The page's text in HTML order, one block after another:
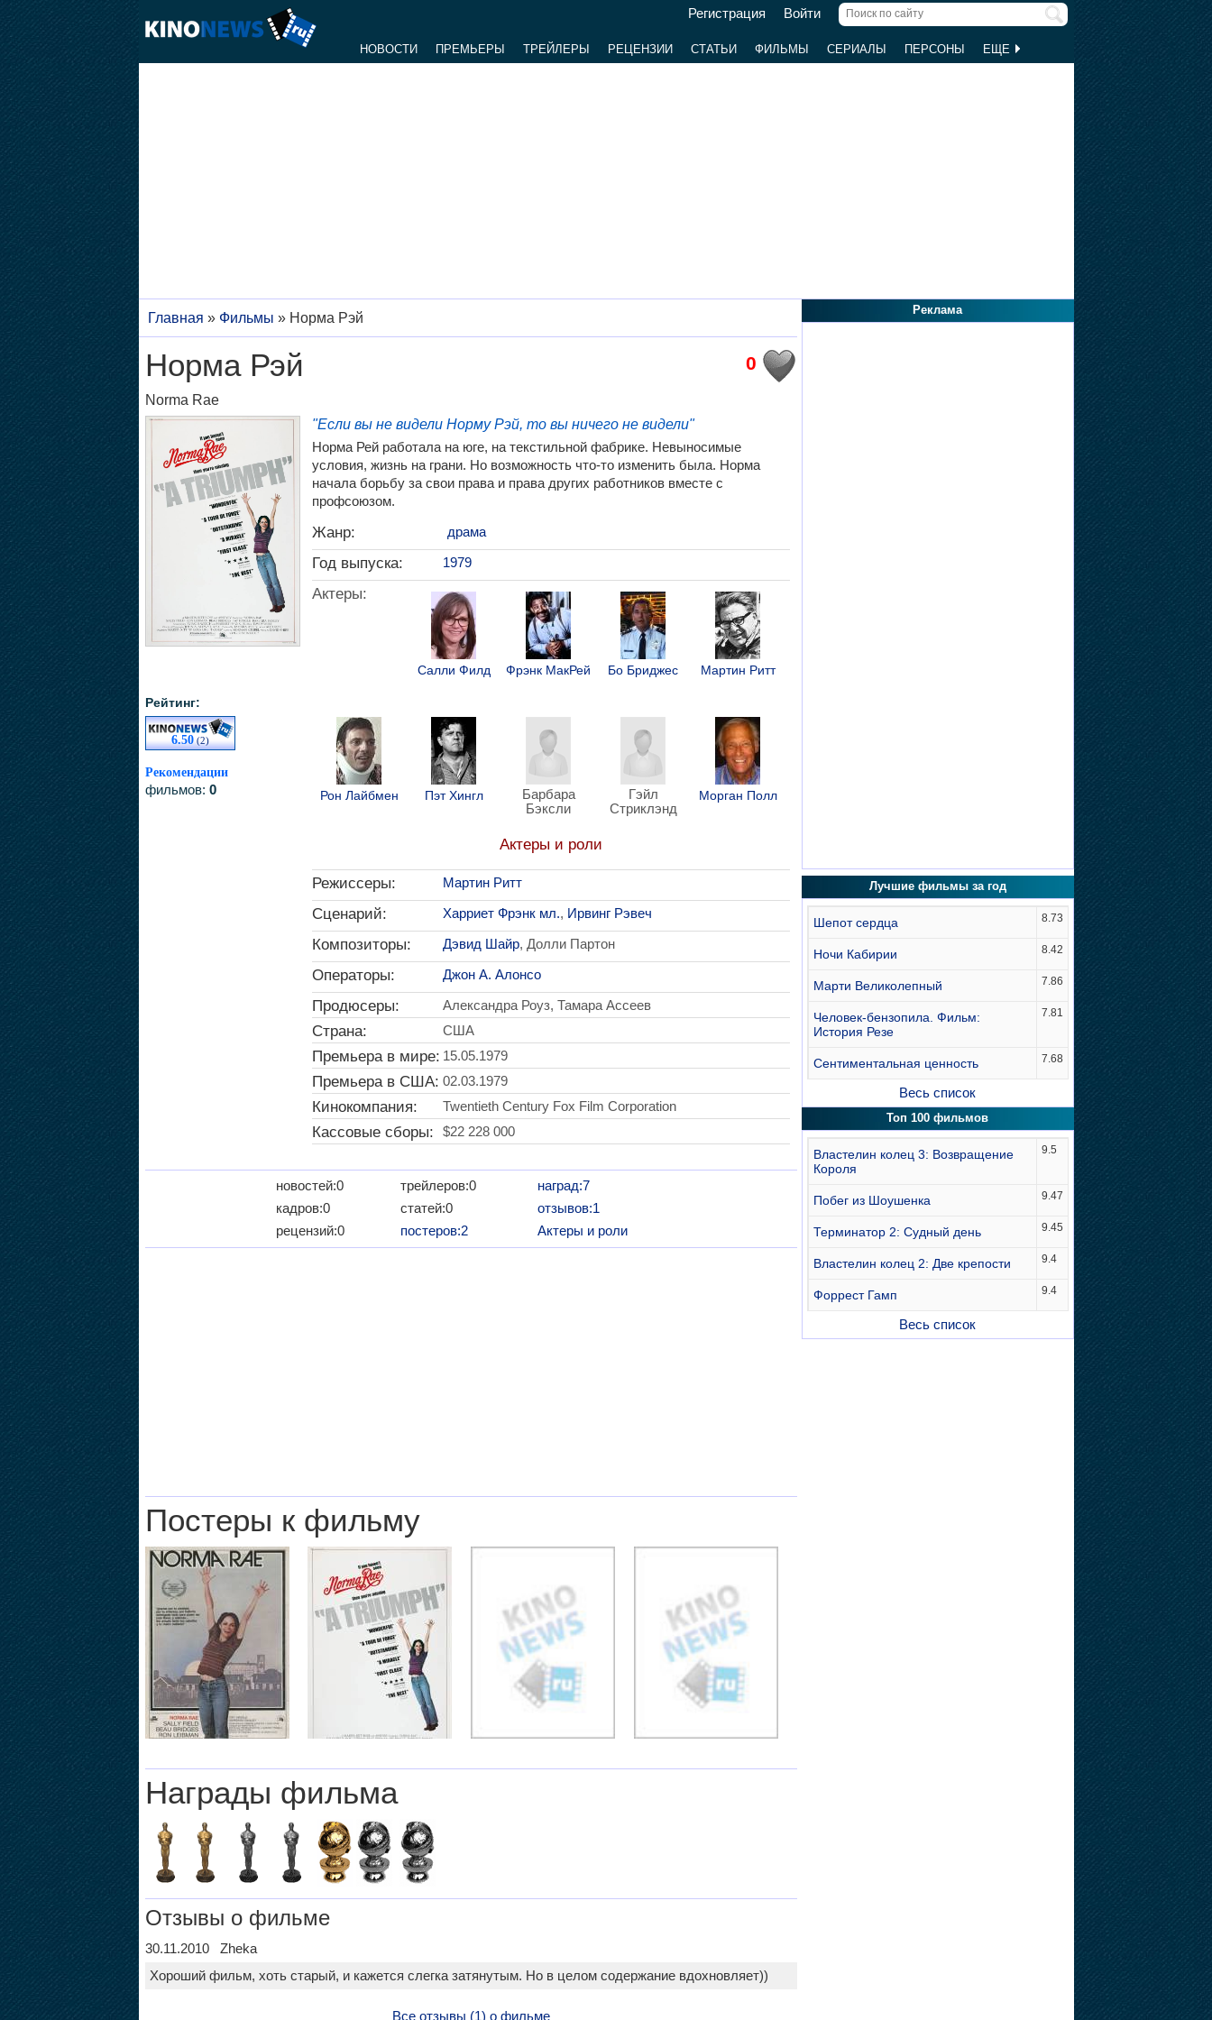
Регистрация Войти
НОВОСТИ ПРЕМЬЕРЫ ТРЕЙЛЕРЫ РЕЦЕНЗИИ СТАТЬИ ФИЛЬМЫ СЕРИАЛЫ ПЕРСОНЫ ЕЩЕ
Главная » Фильмы » Норма Рэй
0
Норма Рэй
Norma Rae
Рейтинг:
6.50(2)
Рекомендации
фильмов: 0
"Если вы не видели Норму Рэй, то вы ничего не видели"
Норма Рей работала на юге, на текстильной фабрике. Невыносимые
условия, жизнь на грани. Но возможность что-то изменить была. Норма
начала борьбу за свои права и права других работников вместе с
профсоюзом.
Жанр: драма
Год выпуска: 1979
Актеры:
Салли Филд Фрэнк МакРей Бо Бриджес Мартин Ритт
Рон Лайбмен Пэт Хингл
Барбара
Бэксли
Гэйл
Стриклэнд
Морган Полл
Актеры и роли
Режиссеры: Мартин Ритт
Сценарий: Харриет Фрэнк мл., Ирвинг Рэвеч
Композиторы: Дэвид Шайр, Долли Партон
Операторы: Джон А. Алонсо
Продюсеры: Александра Роуз, Тамара Ассеев
Страна: США
Премьера в мире: 15.05.1979
Премьера в США: 02.03.1979
Кинокомпания: Twentieth Century Fox Film Corporation
Кассовые сборы: $22 228 000
новостей:0
кадров:0
рецензий:0
трейлеров:0
статей:0
постеров:2
наград:7
отзывов:1
Актеры и роли
Постеры к фильму
Награды фильма
Отзывы о фильме
30.11.2010 Zheka
Хороший фильм, хоть старый, и кажется слегка затянутым. Но в целом содержание вдохновляет))
Все отзывы (1) о фильме
Реклама
Лучшие фильмы за год
Шепот сердца 8.73
Ночи Кабирии 8.42
Марти Великолепный 7.86
Человек-бензопила. Фильм:
История Резе
7.81
Сентиментальная ценность 7.68
Весь список
Топ 100 фильмов
Властелин колец 3: Возвращение
Короля
9.5
Побег из Шоушенка 9.47
Терминатор 2: Судный день 9.45
Властелин колец 2: Две крепости 9.4
Форрест Гамп 9.4
Весь список